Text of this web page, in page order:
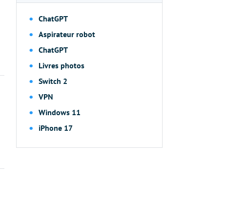
ChatGPT
Aspirateur robot
ChatGPT
Livres photos
Switch 2
VPN
Windows 11
iPhone 17